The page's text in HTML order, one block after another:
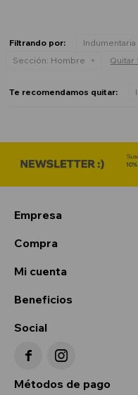
Filtrando por: Indumentaria
Sección: Hombre Quitar
Te recomendamos quitar:
Empresa
Compra
Mi cuenta
Beneficios
Social
 
Métodos de pago